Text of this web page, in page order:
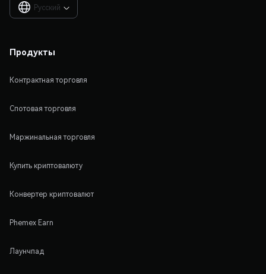
Русский 
Продукты
Контрактная торговля
Спотовая торговля
Маржинальная торговля
Купить криптовалюту
Конвертер криптовалют
Phemex Earn
Лаунчпад